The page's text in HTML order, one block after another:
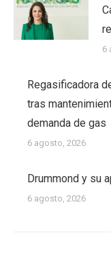
6
Regasificadora
tras
demanda de gas
6 agosto, 2026
Drummond y su
6 agosto, 2026